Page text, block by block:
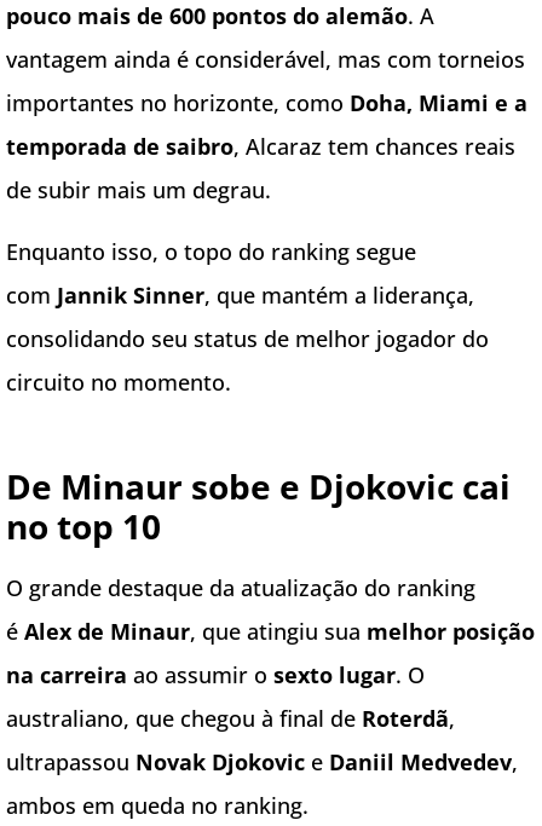
pouco mais de 600 pontos do alemão. A
vantagem ainda é considerável, mas com torneios
importantes no horizonte, como Doha, Miami e a
temporada de saibro, Alcaraz tem chances reais
de subir mais um degrau.
Enquanto isso, o topo do ranking segue
com Jannik Sinner, que mantém a liderança,
consolidando seu status de melhor jogador do
circuito no momento.
De Minaur sobe e Djokovic cai
no top 10
O grande destaque da atualização do ranking
é Alex de Minaur, que atingiu sua melhor posição
na carreira ao assumir o sexto lugar. O
australiano, que chegou à final de Roterdã,
ultrapassou Novak Djokovic e Daniil Medvedev,
ambos em queda no ranking.